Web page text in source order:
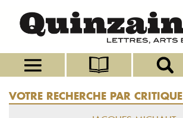
VOTRE RECHERCHE PAR CRITIQUE